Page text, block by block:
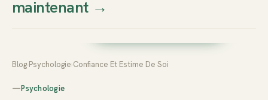
Thierry
Prendre rendez-vous dès
maintenant→
Blog Psychologie Confiance Et Estime De Soi
—Psychologie